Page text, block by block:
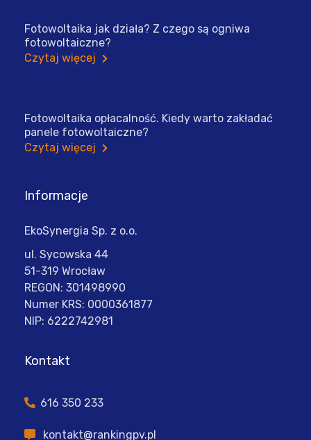
Fotowoltaika jak działa? Z czego są ogniwa
fotowoltaiczne?
Czytaj więcej
Fotowoltaika opłacalność. Kiedy warto zakładać
panele fotowoltaiczne?
Czytaj więcej
Informacje
EkoSynergia Sp. z o.o.
ul. Sycowska 44
51-319 Wrocław
REGON: 301498990
Numer KRS: 0000361877
NIP: 6222742981
Kontakt
616 350 233
kontakt@rankingpv.pl